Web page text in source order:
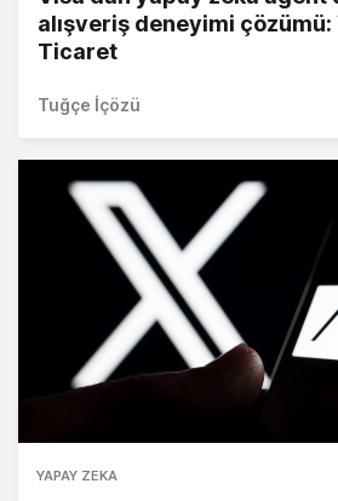
alışveriş deneyimi çözümü:
Ticaret
Tuğçe İçözü
YAPAY ZEKA